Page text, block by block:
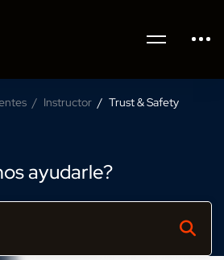
Instructor Trust & Safety
ayudarle?